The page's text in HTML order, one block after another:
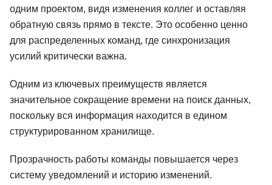
одним проектом, видя изменения коллег и оставляя
обратную связь прямо в тексте. Это особенно ценно
для распределенных команд, где синхронизация
усилий критически важна.
Одним из ключевых преимуществ является
значительное сокращение времени на поиск данных,
поскольку вся информация находится в едином
структурированном хранилище.
Прозрачность работы команды повышается через
систему уведомлений и историю изменений.